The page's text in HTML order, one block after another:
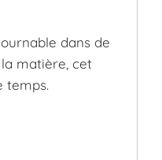
dans de
matière, cet
temps.